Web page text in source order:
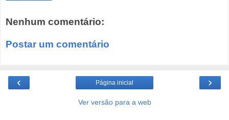
Nenhum comentário:
Postar um comentário
‹ ›
Página inicial
Ver versão para a web